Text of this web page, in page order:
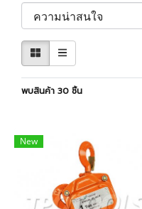
พบสินค้า 30 ชิ้น
New